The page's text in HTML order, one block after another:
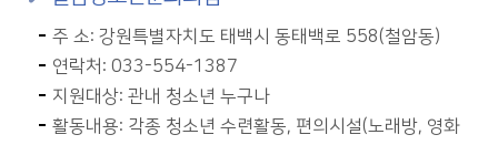
주 소: 강원특별자치도 태백시 동태백로 558(철암동)
연락처: 033-554-1387
지원대상: 관내 청소년 누구나
활동내용: 각종 청소년 수련활동, 편의시설(노래방, 영화